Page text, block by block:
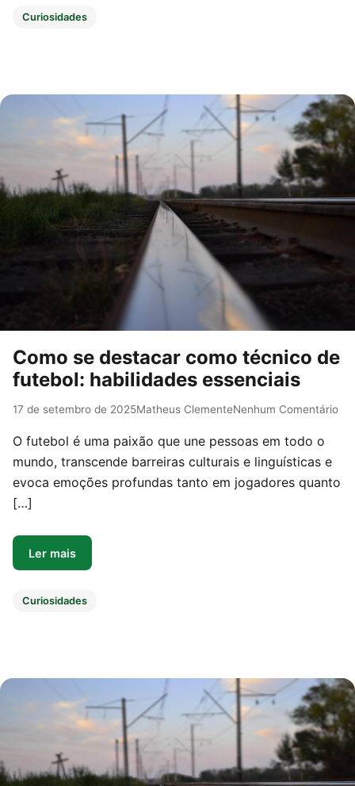
Curiosidades
Como se destacar como técnico de
futebol: habilidades essenciais
17 de setembro de 2025Matheus ClementeNenhum Comentário
O futebol é uma paixão que une pessoas em todo o
mundo, transcende barreiras culturais e linguísticas e
evoca emoções profundas tanto em jogadores quanto
[…]
Ler mais
Curiosidades